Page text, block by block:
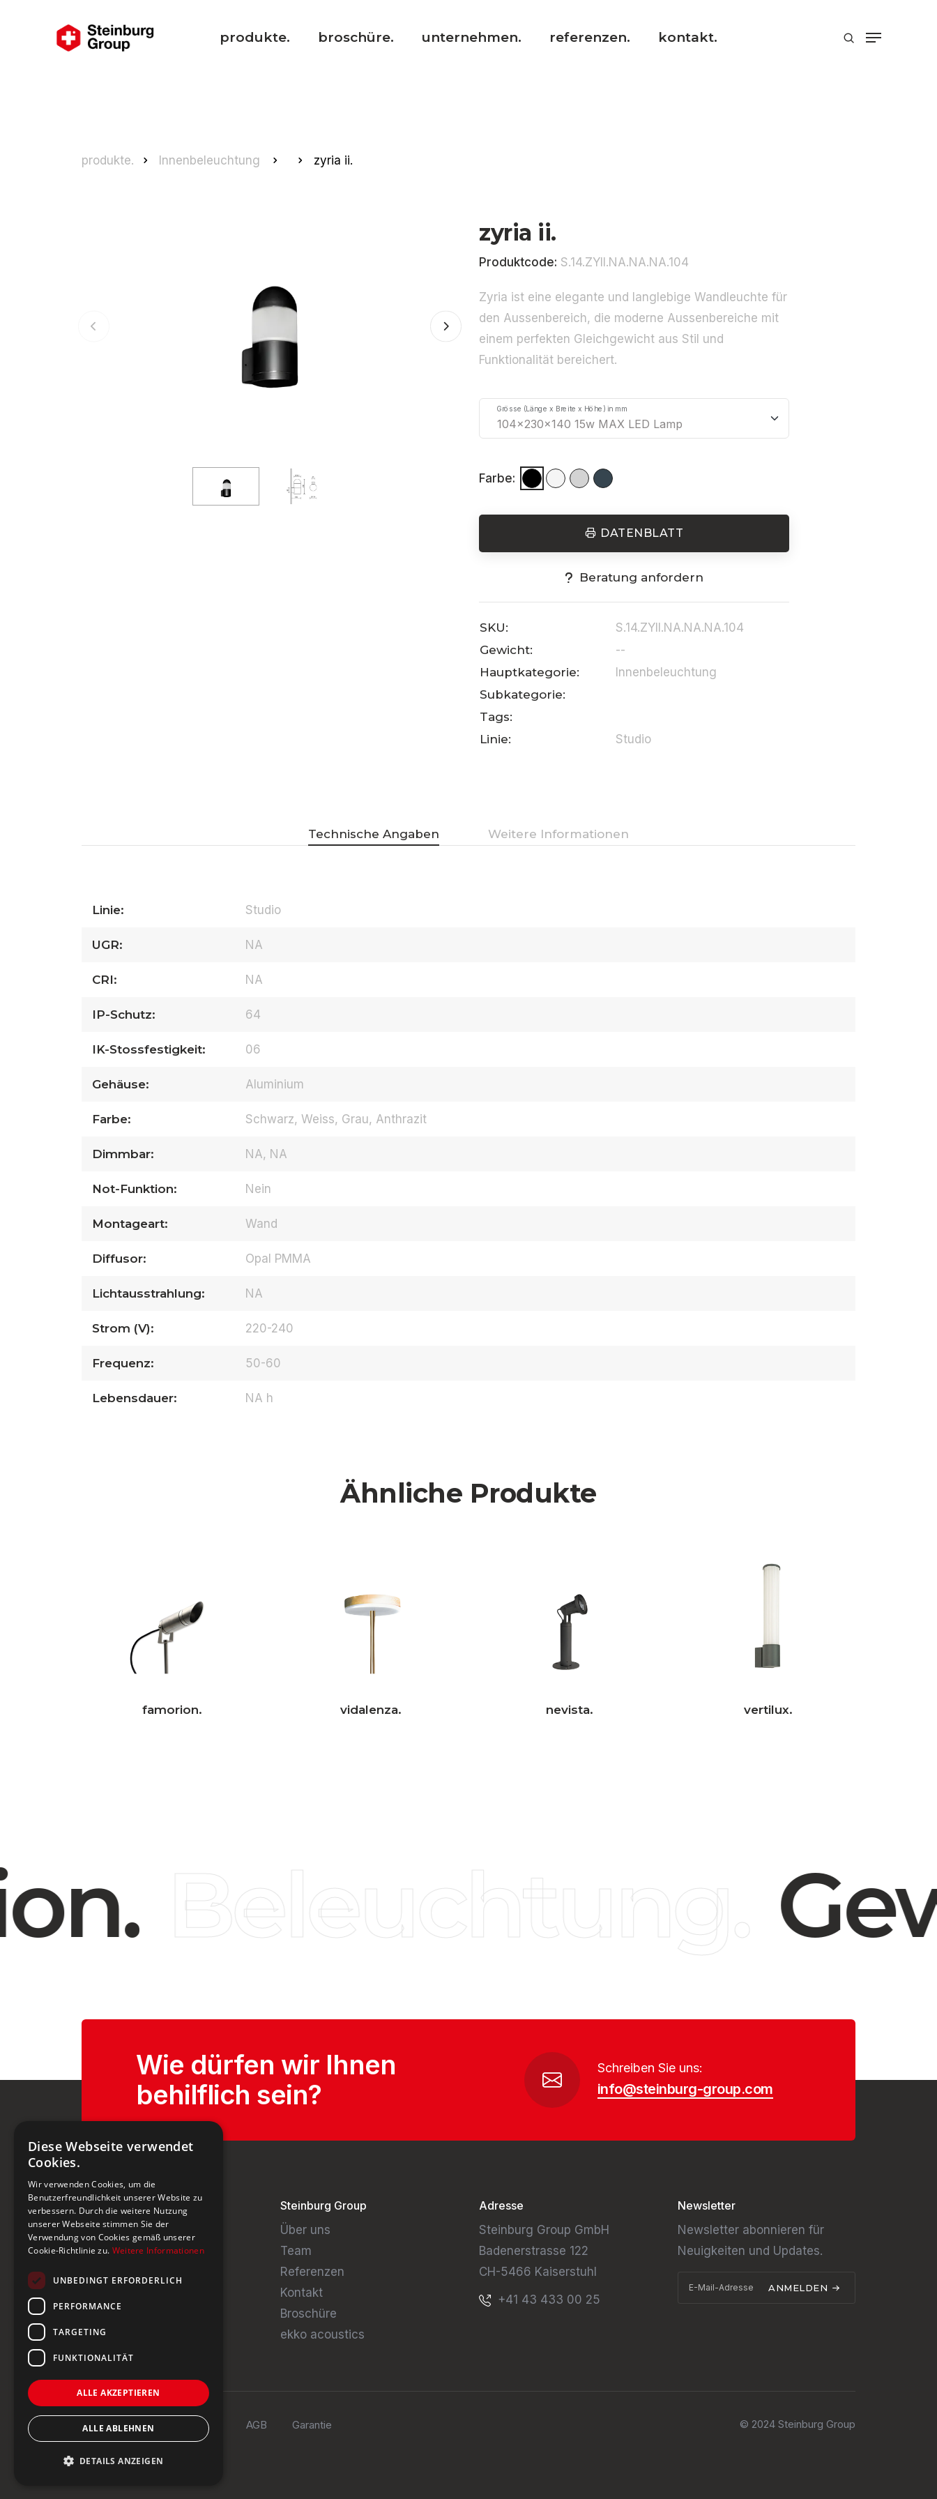
produkte. broschüre. unternehmen. referenzen. kontakt.
produkte. Innenbeleuchtung zyria ii.
zyria ii.
Produktcode: S.14.ZYII.NA.NA.NA.104
Zyria ist eine elegante und langlebige Wandleuchte für
den Aussenbereich, die moderne Aussenbereiche mit
einem perfekten Gleichgewicht aus Stil und
Funktionalität bereichert.
Grösse (Länge x Breite x Höhe) in mm
Farbe:
DATENBLATT
Beratung anfordern
SKU:
S.14.ZYII.NA.NA.NA.104
Gewicht:
--
Hauptkategorie:
Innenbeleuchtung
Subkategorie:
Tags:
Linie:
Studio
Technische Angaben Weitere Informationen
Linie: Studio
UGR: NA
CRI: NA
IP-Schutz: 64
IK-Stossfestigkeit: 06
Gehäuse: Aluminium
Farbe: Schwarz, Weiss, Grau, Anthrazit
Dimmbar: NA, NA
Not-Funktion: Nein
Montageart: Wand
Diffusor: Opal PMMA
Lichtausstrahlung: NA
Strom (V): 220-240
Frequenz: 50-60
Lebensdauer: NA h
Ähnliche Produkte
famorion. vidalenza. nevista. vertilux.
Beleuchtung.
Wie dürfen wir Ihnen
behilflich sein?
Schreiben Sie uns:
info@steinburg-group.com
Steinburg Group
Über uns
Team
Referenzen
Kontakt
Broschüre
ekko acoustics
Adresse
Steinburg Group GmbH
Badenerstrasse 122
CH-5466 Kaiserstuhl
+41 43 433 00 25
Newsletter
Newsletter abonnieren für
Neuigkeiten und Updates.
ANMELDEN
Impressum Datenschutz AGB Garantie © 2024 Steinburg Group
Diese Webseite verwendet
Cookies.
Wir verwenden Cookies, um die
Benutzerfreundlichkeit unserer Website zu
verbessern. Durch die weitere Nutzung
unserer Webseite stimmen Sie der
Verwendung von Cookies gemäß unserer
Cookie-Richtlinie zu. Weitere Informationen
UNBEDINGT ERFORDERLICH
PERFORMANCE
TARGETING
FUNKTIONALITÄT
ALLE AKZEPTIEREN
ALLE ABLEHNEN
DETAILS ANZEIGEN